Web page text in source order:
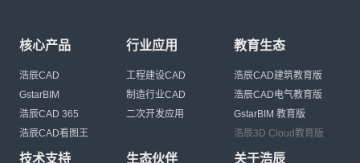
核心产品
浩辰CAD
GstarBIM
浩辰CAD 365
浩辰CAD看图王
行业应用
工程建设CAD
制造行业CAD
二次开发应用
教育生态
浩辰CAD建筑教育版
浩辰CAD电气教育版
GstarBIM 教育版
浩辰3D Cloud教育版
技术支持 生态伙伴 关于浩辰